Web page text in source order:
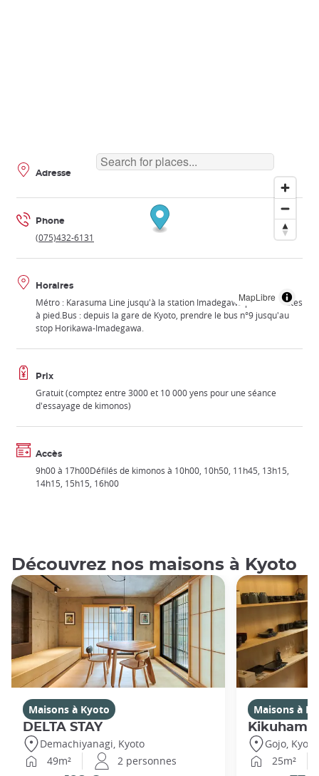
MapLibre
Adresse
Phone
(075)432-6131
Horaires
Métro : Karasuma Line jusqu'à la station Imadegawa puis 7 minutes
à pied.Bus : depuis la gare de Kyoto, prendre le bus n°9 jusqu'au
stop Horikawa-Imadegawa.
Prix
Gratuit (comptez entre 3000 et 10 000 yens pour une séance
d'essayage de kimonos)
Accès
9h00 à 17h00Défilés de kimonos à 10h00, 10h50, 11h45, 13h15,
14h15, 15h15, 16h00
Découvrez nos maisons à Kyoto
Maisons à Kyoto
DELTA STAY
Demachiyanagi, Kyoto
49m²
2 personnes
Maisons à
Kikuhama
Gojo, Kyoto
25m²